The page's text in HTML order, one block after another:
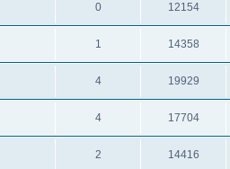
0 12154
1 14358
4 19929
4 17704
2 14416